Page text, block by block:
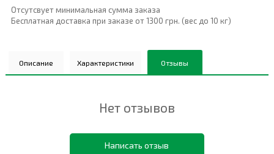
Отсутсвует минимальная сумма заказа
Бесплатная доставка при заказе от 1300 грн. (вес до 10 кг)
Описание Характеристики Отзывы
Нет отзывов
Написать отзыв